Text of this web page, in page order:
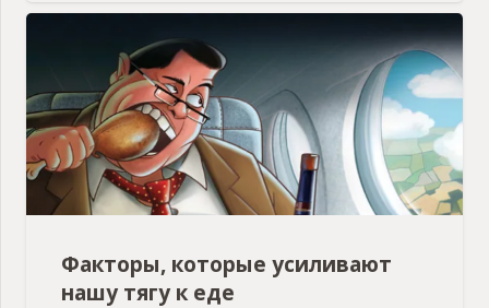
Факторы, которые усиливают
нашу тягу к еде